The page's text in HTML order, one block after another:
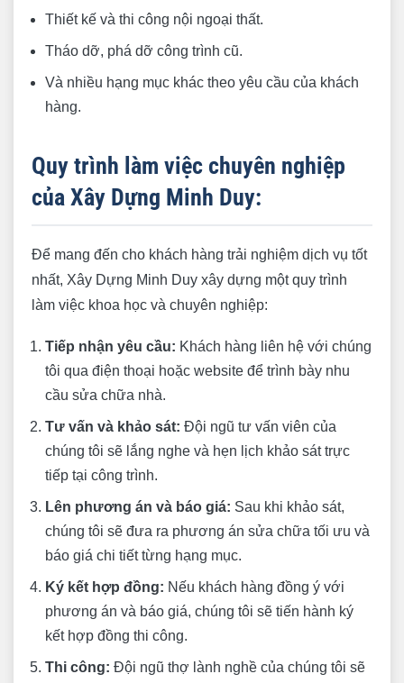
Thiết kế và thi công nội ngoại thất.
Tháo dỡ, phá dỡ công trình cũ.
Và nhiều hạng mục khác theo yêu cầu của khách
hàng.
Quy trình làm việc chuyên nghiệp
của Xây Dựng Minh Duy:
Để mang đến cho khách hàng trải nghiệm dịch vụ tốt
nhất, Xây Dựng Minh Duy xây dựng một quy trình
làm việc khoa học và chuyên nghiệp:
Tiếp nhận yêu cầu: Khách hàng liên hệ với chúng
tôi qua điện thoại hoặc website để trình bày nhu
cầu sửa chữa nhà.
Tư vấn và khảo sát: Đội ngũ tư vấn viên của
chúng tôi sẽ lắng nghe và hẹn lịch khảo sát trực
tiếp tại công trình.
Lên phương án và báo giá: Sau khi khảo sát,
chúng tôi sẽ đưa ra phương án sửa chữa tối ưu và
báo giá chi tiết từng hạng mục.
Ký kết hợp đồng: Nếu khách hàng đồng ý với
phương án và báo giá, chúng tôi sẽ tiến hành ký
kết hợp đồng thi công.
Thi công: Đội ngũ thợ lành nghề của chúng tôi sẽ